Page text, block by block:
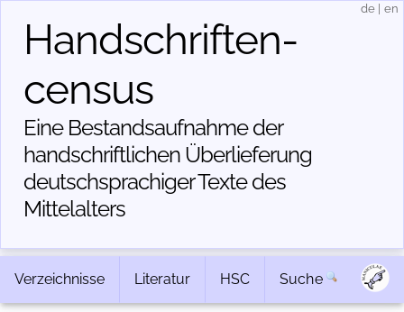
Handschriften­
census
Eine Bestandsaufnahme der
handschriftlichen Über­lieferung
deutschsprachiger Texte des
Mittelalters
de en
Verzeichnisse Literatur HSC Suche